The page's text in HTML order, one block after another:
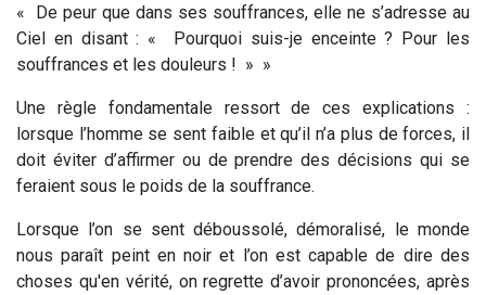
« De peur que dans ses souffrances, elle ne s’adresse au
Ciel en disant : « Pourquoi suis-je enceinte ? Pour les
souffrances et les douleurs ! » »
Une règle fondamentale ressort de ces explications :
lorsque l’homme se sent faible et qu’il n’a plus de forces, il
doit éviter d’affirmer ou de prendre des décisions qui se
feraient sous le poids de la souffrance.
Lorsque l’on se sent déboussolé, démoralisé, le monde
nous paraît peint en noir et l’on est capable de dire des
choses qu'en vérité, on regrette d’avoir prononcées, après